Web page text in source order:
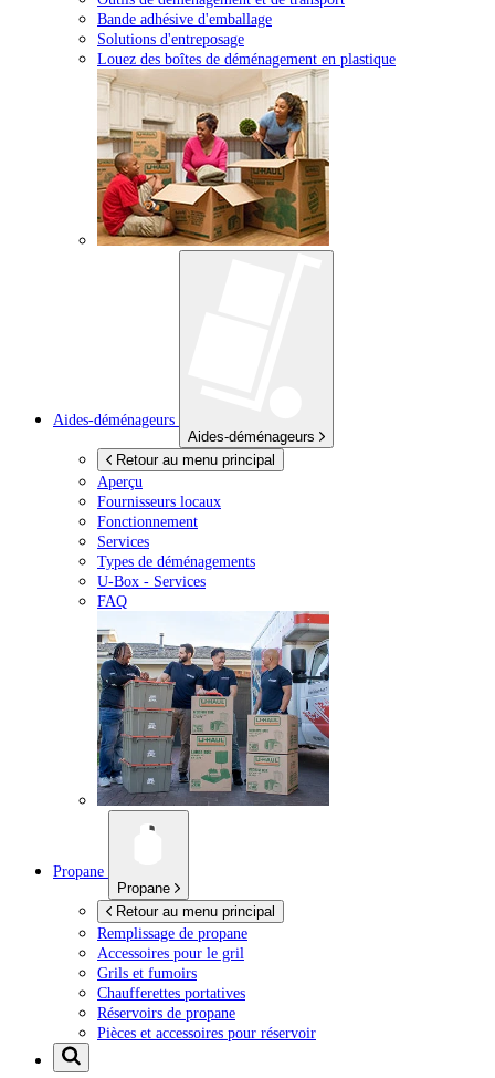
Bande adhésive d'emballage
Solutions d'entreposage
Louez des boîtes de déménagement en plastique
Aides-déménageurs
Aides-déménageurs
Retour au menu principal
Aperçu
Fournisseurs locaux
Fonctionnement
Services
Types de déménagements
U-Box - Services
FAQ
Propane
Propane
Retour au menu principal
Remplissage de propane
Accessoires pour le gril
Grils et fumoirs
Chaufferettes portatives
Réservoirs de propane
Pièces et accessoires pour réservoir